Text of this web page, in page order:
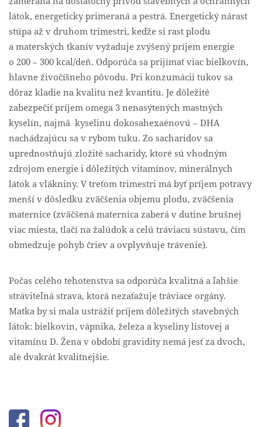
látok, energeticky primeraná a pestrá. Energetický nárast
stúpa až v druhom trimestri, keďže si rast plodu
a materských tkanív vyžaduje zvýšený príjem energie
o 200 – 300 kcal/deň. Odporúča sa prijímať viac bielkovín,
hlavne živočíšneho pôvodu. Pri konzumácii tukov sa
dôraz kladie na kvalitu než kvantitu. Je dôležité
zabezpečiť príjem omega 3 nenasýtených mastných
kyselín, najmä kyselinu dokosahexaénovú – DHA
nachádzajúcu sa v rybom tuku. Zo sacharidov sa
uprednostňujú zložité sacharidy, ktoré sú vhodným
zdrojom energie i dôležitých vitamínov, minerálnych
látok a vlákniny. V treťom trimestri má byť príjem potravy
menší v dôsledku zväčšenia objemu plodu, zväčšenia
maternice (zväčšená maternica zaberá v dutine brušnej
viac miesta, tlačí na žalúdok a celú tráviacu sústavu, čím
obmedzuje pohyb čriev a ovplyvňuje trávenie).
Počas celého tehotenstva sa odporúča kvalitná a ľahšie
stráviteľná strava, ktorá nezaťažuje tráviace orgány.
Matka by si mala ustrážiť príjem dôležitých stavebných
látok: bielkovín, vápnika, železa a kyseliny listovej a
vitamínu D. Žena v období gravidity nemá jesť za dvoch,
ale dvakrát kvalitnejšie.
Facebook